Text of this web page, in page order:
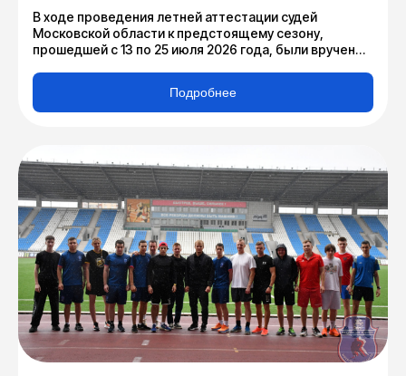
В ходе проведения летней аттестации судей
Московской области к предстоящему сезону,
прошедшей с 13 по 25 июля 2026 года, были вручены
лучшими в своих амплуа по итогам сезона 2025-2026.
Подробнее